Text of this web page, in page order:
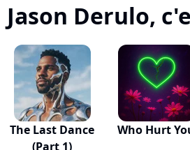
Jason Derulo,
The Last Dance
(Part 1)
Who Hurt